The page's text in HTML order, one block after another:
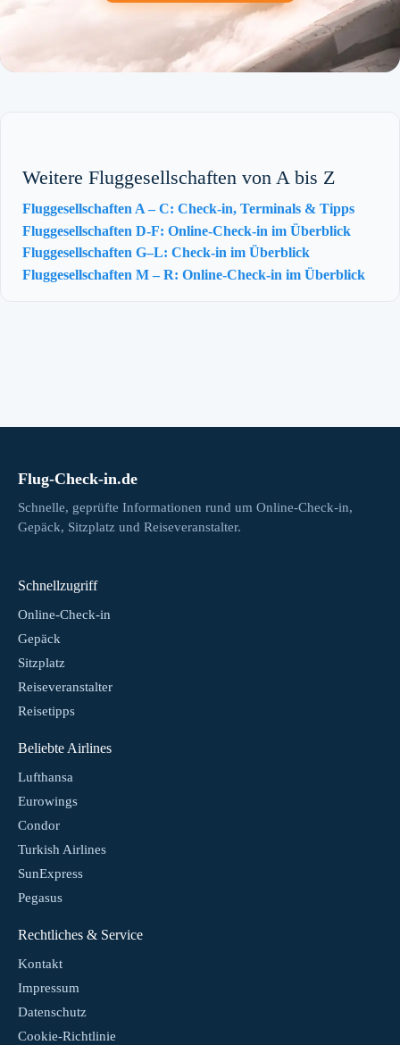
Weitere Fluggesellschaften von A bis Z
Fluggesellschaften A – C: Check-in, Terminals & Tipps
Fluggesellschaften D-F: Online-Check-in im Überblick
Fluggesellschaften G–L: Check-in im Überblick
Fluggesellschaften M – R: Online-Check-in im Überblick
Flug-Check-in.de
Schnelle, geprüfte Informationen rund um Online-Check-in,
Gepäck, Sitzplatz und Reiseveranstalter.
Schnellzugriff
Online-Check-in
Gepäck
Sitzplatz
Reiseveranstalter
Reisetipps
Beliebte Airlines
Lufthansa
Eurowings
Condor
Turkish Airlines
SunExpress
Pegasus
Rechtliches & Service
Kontakt
Impressum
Datenschutz
Cookie-Richtlinie